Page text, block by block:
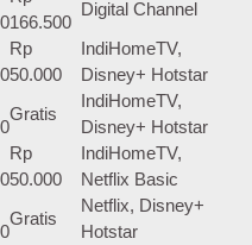
166.500
Digital Channel
Rp
50.000
IndiHomeTV,
Disney+ Hotstar
Gratis
IndiHomeTV,
Disney+ Hotstar
Rp
50.000
IndiHomeTV,
Netflix Basic
Gratis
Netflix, Disney+
Hotstar